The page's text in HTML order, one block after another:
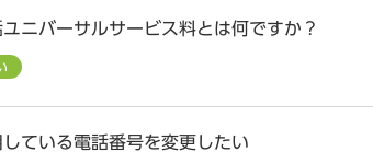
ニバーサルサービス料とは何ですか？
ている電話番号を変更したい